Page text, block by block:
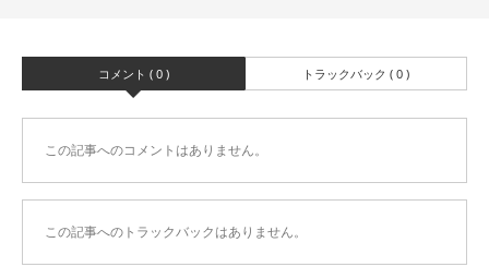
コメント ( 0 ) トラックバック ( 0 )
この記事へのコメントはありません。
この記事へのトラックバックはありません。